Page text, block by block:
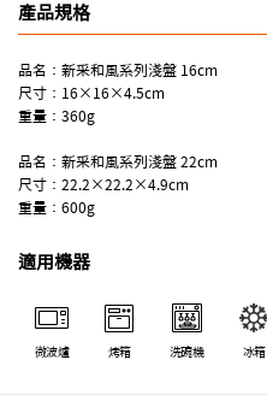
產品規格
品名：新采和風系列淺盤 16cm
尺寸：16×16×4.5cm
重量：360g
品名：新采和風系列淺盤 22cm
尺寸：22.2×22.2×4.9cm
重量：600g
適用機器
微波爐 烤箱 洗碗機 冰箱